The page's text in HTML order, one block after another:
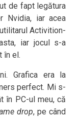
de fapt legătura
Nvidia, iar acea
Activition-
iar jocul s-a
în el.
Grafica era la
perfect. Mi s-
în PC-ul meu, că
drop, pe când